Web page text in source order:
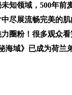
知领域，500年
尽展流畅完美的
圈粉！很多观众
域》已成为荷